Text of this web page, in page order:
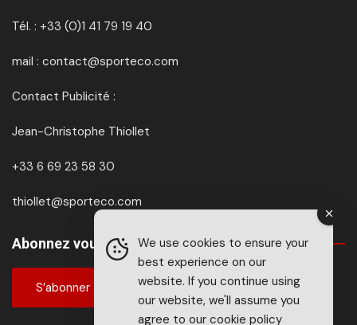
Tél. : +33 (0)1 41 79 19 40
mail : contact@sporteco.com
Contact Publicité :
Jean-Christophe Thiollet
+33 6 69 23 58 30
thiollet@sporteco.com
Abonnez vous à SPORTéco & BIKEéco
S’abonner
We use cookies to ensure your
best experience on our
website. If you continue using
our website, we'll assume you
agree to our cookie policy